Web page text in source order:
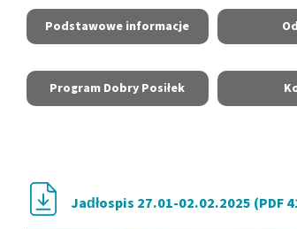
Podstawowe informacje
Program Dobry Posiłek
Jadłospis 27.01-02.02.2025 (PDF